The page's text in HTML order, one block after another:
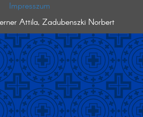
Impresszum
Attila, Zadubenszki Norbert